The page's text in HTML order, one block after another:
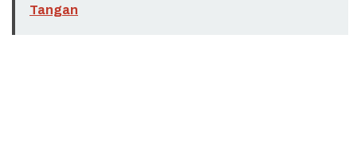
Tangan